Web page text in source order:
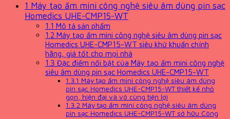
1 Máy tạo ẩm mini công nghệ siêu âm dùng pin sạc
Homedics UHE-CMP15-WT
1.1 Mô tả sản phẩm
1.2 Máy tạo ẩm mini công nghệ siêu âm dùng pin sạc
Homedics UHE-CMP15-WT siêu khử khuẩn chính
hãng, giá tốt cho mọi nhà
1.3 Đặc điểm nổi bật của Máy tạo ẩm mini công nghệ
siêu âm dùng pin sạc Homedics UHE-CMP15-WT
1.3.1 Máy tạo ẩm mini công nghệ siêu âm dùng
pin sạc Homedics UHE-CMP15-WT thiết kế nhỏ
gọn, hiện đại và vô cùng tiện lợi
1.3.2 Máy tạo ẩm mini công nghệ siêu âm dùng
pin sạc Homedics UHE-CMP15-WT sở hữu Công